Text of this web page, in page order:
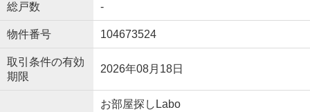
総戸数 -
物件番号 104673524
取引条件の有効
期限
2026年08月18日
お部屋探しLabo